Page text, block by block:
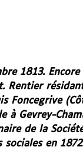
1813.
Rentier
Foncegrive
Gevrey-
de la
sociales en